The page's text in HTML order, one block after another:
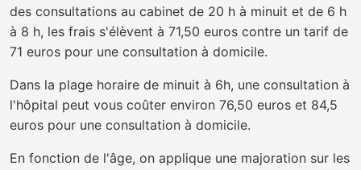
des consultations au cabinet de 20 h à minuit et de 6 h
à 8 h, les frais s'élèvent à 71,50 euros contre un tarif de
71 euros pour une consultation à domicile.
Dans la plage horaire de minuit à 6h, une consultation à
l'hôpital peut vous coûter environ 76,50 euros et 84,5
euros pour une consultation à domicile.
En fonction de l'âge, on applique une majoration sur les